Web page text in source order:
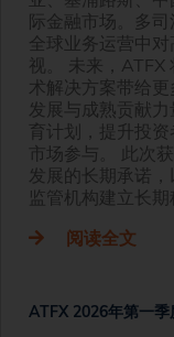
际金融市场。多
全球业务运营中
视。 未来，ATFX
术解决方案带给
发展与成熟贡献
育计划，提升投
市场参与。 此次
发展的长期承诺
监管机构建立长期
阅读全文
ATFX 2026年第一